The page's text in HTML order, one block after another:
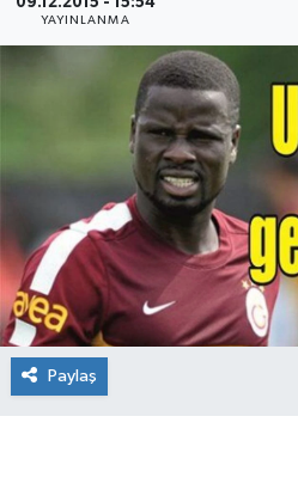
YAYINLANMA
Paylaş